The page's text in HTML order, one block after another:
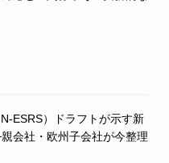
ESRS）ドラフトが示す新
会社・欧州子会社が今整理